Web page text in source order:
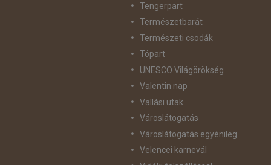
Tengerpart
Természetbarát
Természeti csodák
Tópart
UNESCO Világörökség
Valentin nap
Vallási utak
Városlátogatás
Városlátogatás egyénileg
Velencei karnevál